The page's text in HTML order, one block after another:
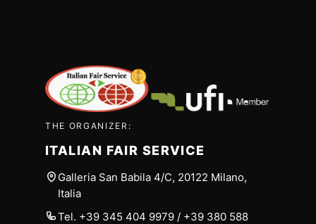
THE ORGANIZER:
ITALIAN FAIR SERVICE
Galleria San Babila 4/C, 20122 Milano,
Italia
Tel. +39 345 404 9979 / +39 380 588